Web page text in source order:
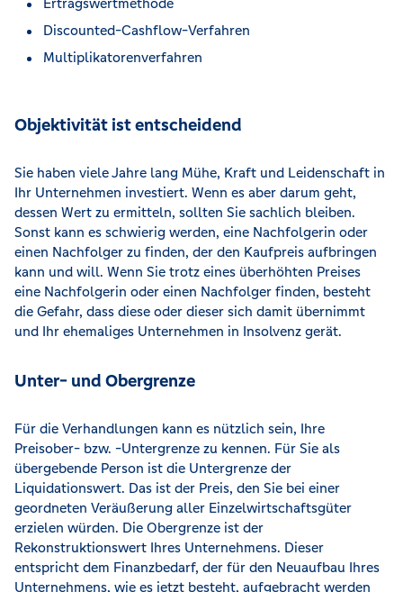
Discounted-Cashflow-Verfahren
Multiplikatorenverfahren
Objektivität ist entscheidend
Sie haben viele Jahre lang Mühe, Kraft und Leidenschaft in
Ihr Unternehmen investiert. Wenn es aber darum geht,
dessen Wert zu ermitteln, sollten Sie sachlich bleiben.
Sonst kann es schwierig werden, eine Nachfolgerin oder
einen Nachfolger zu finden, der den Kaufpreis aufbringen
kann und will. Wenn Sie trotz eines überhöhten Preises
eine Nachfolgerin oder einen Nachfolger finden, besteht
die Gefahr, dass diese oder dieser sich damit übernimmt
und Ihr ehemaliges Unternehmen in Insolvenz gerät.
Unter- und Obergrenze
Für die Verhandlungen kann es nützlich sein, Ihre
Preisober- bzw. -Untergrenze zu kennen. Für Sie als
übergebende Person ist die Untergrenze der
Liquidationswert. Das ist der Preis, den Sie bei einer
geordneten Veräußerung aller Einzelwirtschaftsgüter
erzielen würden. Die Obergrenze ist der
Rekonstruktionswert Ihres Unternehmens. Dieser
entspricht dem Finanzbedarf, der für den Neuaufbau Ihres
Unternehmens, wie es jetzt besteht, aufgebracht werden